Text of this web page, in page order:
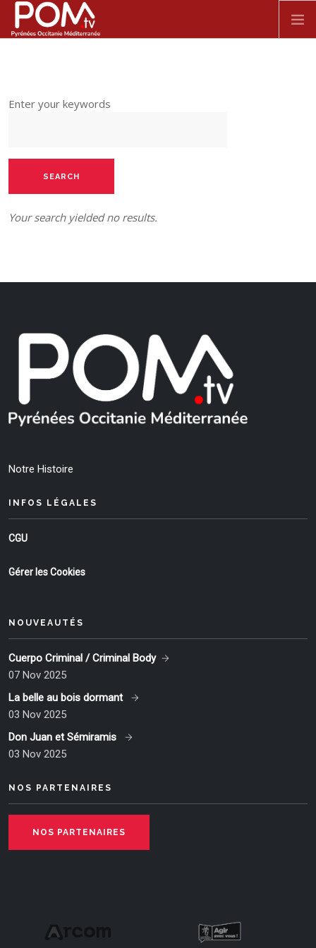
SPECTACLE VIVANT
Enter your keywords
Your search yielded no results.
Notre Histoire
INFOS LÉGALES
CGU
Gérer les Cookies
NOUVEAUTÉS
Cuerpo Criminal / Criminal Body
07 Nov 2025
La belle au bois dormant
03 Nov 2025
Don Juan et Sémiramis
03 Nov 2025
NOS PARTENAIRES
NOS PARTENAIRES